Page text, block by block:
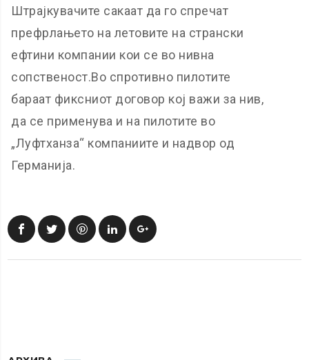
Штрајкувачите сакаат да го спречат
префрлањето на летовите на странски
ефтини компании кои се во нивна
сопственост.Во спротивно пилотите
бараат фиксниот договор кој важи за нив,
да се применува и на пилотите во
„Луфтханза“ компаниите и надвор од
Германија.